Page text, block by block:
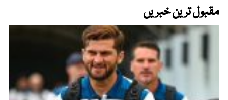
مقبول ترین خبریں